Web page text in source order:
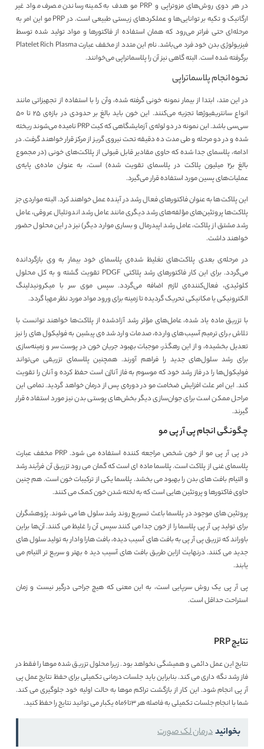
در هر دوی روش‌های مزوتراپی و PRP مو هدف به کمینه رساندن مصرف مواد غیر
ارگانیک و تکیه بر توانایی‌ها و عملکردهای زیستی طبیعی است. در PRP مو این امر به
مرحله‌ای حتی فراتر می‌رود که همان استفاده از فاکتورها و مواد تولید شده توسط
فیزیولوژی بدن خود فرد می‌باشد. نام این متدد از مخفف عبارت Platelet Rich Plasma
برگرفته شده است. البته گاهی نیز آن را پلاسماتراپی می‌خوانند.
نحوه‌ انجام پلاسماتراپی
در این متد، ابتدا از بیمار نمونه خونی گرفته شده، وآن را با استفاده از تجهیزاتی مانند
انواع سانتریفیوژها تجزیه می‌کنند. این خون باید بالغ بر حدودی در بازه‌ی ۲۵ تا ۵۰
سی‌سی باشد. این نمونه در دو لوله‌ی آزمایشگاهی که کیت PRP نامیده می‌شوند ریخته
شده و در دو مرحله و طی مدت ده دقیقه تحت نیروی گریز از مرکز قرار خواهند گرفت. در
ادامه، پلاسمای جدا شده که حاوی مقادیر قابل قبولی از پلاکت‌های خونی (در مجموع
بالغ بر۲ میلیون پلاکت در پلاسمای تقویت شده) است، به عنوان ماده‌ی پایه‌ی
عملیات‌های پسین مورد استفاده قرار می‌گیرد.
این پلاکت‌ها به عنوان فاکتورهای فعال رشد در آینده عمل خواهند کرد. البته مواردی جز
پلاکت‌ها پروتئین‌های مؤلفه‌های رشد دیگری مانند عامل رشد اندوتلیال عروقی، عامل
رشد مشتق از پلاکت، عامل رشد اپیدرمال و بساری موارد دیگر) نیز در این محلول حضور
خواهند داشت.
در مرحله‌ی بعدی پلاکت‌های تغلیظ شده‌ی پلاسمای خود بیمار به وی بازگردانده
می‌گردد. برای این کار فاکتورهای رشد پلاکتی PDGF تقویت گشته و به کل محلول
کلوئیدی، فعال‌کننده‌ی لازم اضافه می‌گردد. سپس موی سر با میکرونیدلینگ
الکترونیکی یا مکانیکی تحریک گردیده تا زمینه برای ورود مواد مورد نظر مهیا گردد.
با تزریق ماده‌ یاد شده، عامل‌های مؤثر رشد آزادشده از پلاکت‌ها خواهند توانست با
تلاش برای ترمیم آسیب‌های وارده، صدمات وارد شده‌ی پیشین به فولیکول‌های را نیز
تعدیل بخشیده، و از این رهگذر، موجبات بهبود جریان خون در پوست سر و زمینه‌سازی
برای رشد سلول‌های جدید را فراهم آورند. همچنین پلاسمای تزریقی می‌تواند
فولیکول‌ها را در فاز رشد خود که موسوم به فاز آناژن است حفظ کرده و آنان را تقویت
کند. این امر علت افزایش ضخامت مو در دوره‌ی پس از درمان خواهد گردید. تمامی این
مراحل ممکن است برای جوان‌سازی دیگر بخش‌های پوستی بدن نیز مورد استفاده قرار
گیرند.
چگونگی انجام پی آر پی مو
در پی آر پی مو از خون شخص مراجعه کننده استفاده می شود. PRP مخفف عبارت
پلاسمای غنی از پلاکت است. پلاسما ماده ای است که گمان می رود تزریق آن فرآیند رشد
و التیام بافت های بدن را بهبود می بخشد. پلاسما یکی از ترکیبات خون است. هم چنین
حاوی فاکتورها و پروتئین هایی است که به لخته شدن خون کمک می کنند.
پروتئین های موجود در پلاسما باعث تسریع روند رشد سلول ها می شوند. پژوهشگران
برای تولید پی آر پی پلاسما را از خون جدا می کنند سپس آن را غلیظ می کنند. آن‌ها براین
باوراند که تزریق پی آر پی به بافت های آسیب دیده‌، بافت هارا وادار به تولید سلول های
جدید می کنند. درنهایت ازاین طریق بافت های آسیب دید ه‌ بهتر و سریع تر التیام می
یابند.
پی آر پی یک روش سرپایی است، به این معنی که هیچ جراحی درگیر نیست و زمان
استراحت حداقل است.
نتایج PRP
نتایج این عمل دائمی و همیشگی نخواهد بود. زیرا محلول تزریق شده موها را فقط در
فاز رشد نگه داری می کند. بنابراین باید جلسات درمانی تکمیلی برای حفظ نتایج عمل پی
آر پی انجام شود. این کار از بازگشت تراکم موها به حالت اولیه خود جلوگیری می کند.
شما با انجام جلسات تکمیلی به فاصله هر 3تا6ماه یکبار می توانید نتایج را حفظ کنید.
بخوانیددرمان لک صورت